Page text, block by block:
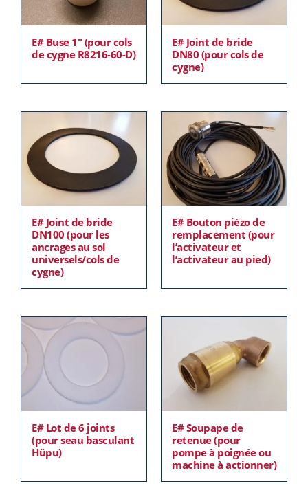
E# Buse 1″ (pour cols
de cygne R8216-60-D)
E# Joint de bride
DN80 (pour cols de
cygne)
E# Joint de bride
DN100 (pour les
ancrages au sol
universels/cols de
cygne)
E# Bouton piézo de
remplacement (pour
l’activateur et
l’activateur au pied)
E# Lot de 6 joints
(pour seau basculant
Hüpu)
E# Soupape de
retenue (pour
pompe à poignée ou
machine à actionner)